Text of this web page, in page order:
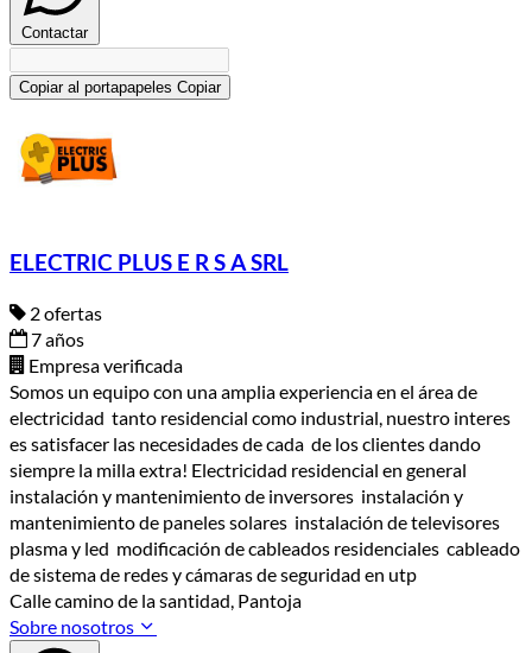
Contactar
Copiar al portapapeles Copiar
ELECTRIC PLUS E R S A SRL
2 ofertas
7 años
Empresa verificada
Somos un equipo con una amplia experiencia en el área de
electricidad tanto residencial como industrial, nuestro interes
es satisfacer las necesidades de cada de los clientes dando
siempre la milla extra! Electricidad residencial en general
instalación y mantenimiento de inversores instalación y
mantenimiento de paneles solares instalación de televisores
plasma y led modificación de cableados residenciales cableado
de sistema de redes y cámaras de seguridad en utp
Calle camino de la santidad, Pantoja
Sobre nosotros